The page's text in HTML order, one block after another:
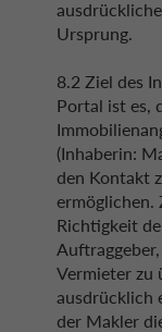
Ursprung.
8.2 Ziel des
Portal ist es,
(Inhaberin:
den Kontakt
ermöglichen.
Richtigkeit
Vermieter zu
ausdrücklich
der Makler